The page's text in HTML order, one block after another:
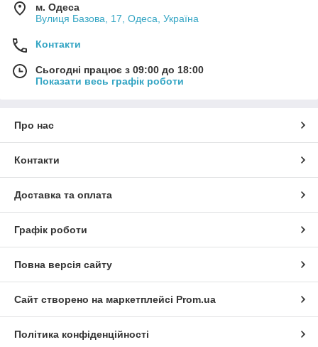
м. Одеса
Вулиця Базова, 17, Одеса, Україна
Контакти
Сьогодні працює з 09:00 до 18:00
Показати весь графік роботи
Про нас
Контакти
Доставка та оплата
Графік роботи
Повна версія сайту
Сайт створено на маркетплейсі Prom.ua
Політика конфіденційності